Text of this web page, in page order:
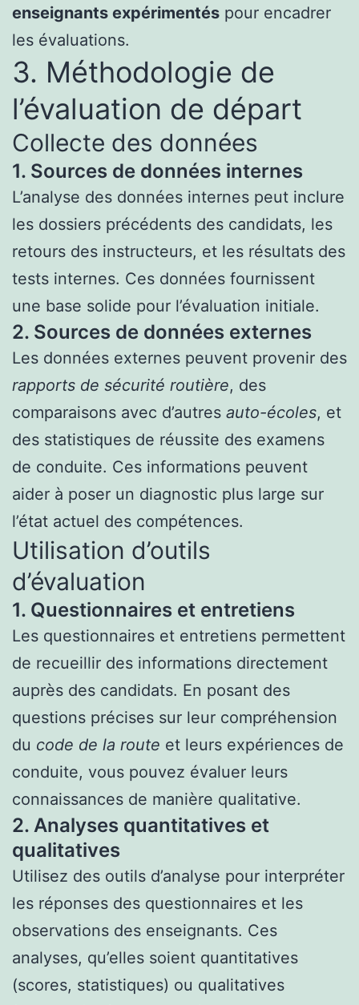
enseignants expérimentés pour encadrer
les évaluations.
3. Méthodologie de
l’évaluation de départ
Collecte des données
1. Sources de données internes
L’analyse des données internes peut inclure
les dossiers précédents des candidats, les
retours des instructeurs, et les résultats des
tests internes. Ces données fournissent
une base solide pour l’évaluation initiale.
2. Sources de données externes
Les données externes peuvent provenir des
rapports de sécurité routière, des
comparaisons avec d’autres auto-écoles, et
des statistiques de réussite des examens
de conduite. Ces informations peuvent
aider à poser un diagnostic plus large sur
l’état actuel des compétences.
Utilisation d’outils
d’évaluation
1. Questionnaires et entretiens
Les questionnaires et entretiens permettent
de recueillir des informations directement
auprès des candidats. En posant des
questions précises sur leur compréhension
du code de la route et leurs expériences de
conduite, vous pouvez évaluer leurs
connaissances de manière qualitative.
2. Analyses quantitatives et
qualitatives
Utilisez des outils d’analyse pour interpréter
les réponses des questionnaires et les
observations des enseignants. Ces
analyses, qu’elles soient quantitatives
(scores, statistiques) ou qualitatives